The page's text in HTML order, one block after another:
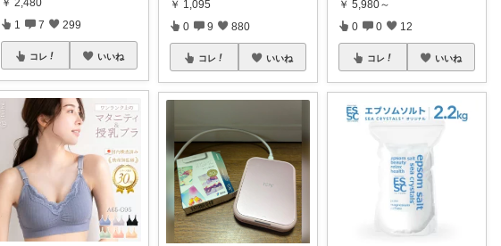
￥ 2,480
1 7 299
コレ いいね
￥ 1,095
0 9 880
コレ いいね
￥ 5,980～
0 0 12
コレ いいね